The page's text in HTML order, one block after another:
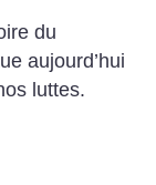
du
aujourd’hui
luttes.